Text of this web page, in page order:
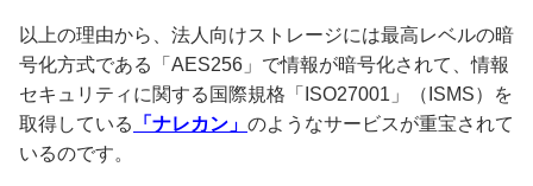
以上の理由から、法人向けストレージには最高レベルの暗
号化方式である「AES256」で情報が暗号化されて、情報
セキュリティに関する国際規格「ISO27001」（ISMS）を
取得している
「ナレカン」 のようなサービスが重宝されて
いるのです。